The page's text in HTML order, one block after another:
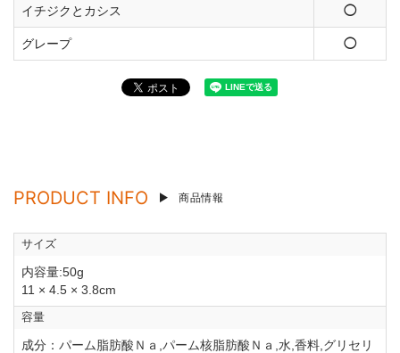
イチジクとカシス ◯
グレープ ◯
PRODUCT INFO 商品情報
サイズ
内容量:50g
11 × 4.5 × 3.8cm
容量
成分：パーム脂肪酸Ｎａ,パーム核脂肪酸Ｎａ,水,香料,グリセリ